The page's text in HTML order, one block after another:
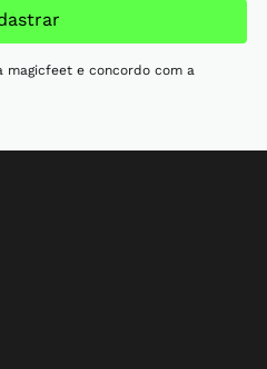
e concordo com a